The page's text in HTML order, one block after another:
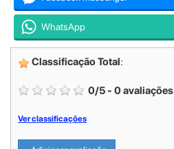
WhatsApp
Classificação Total:
0/5 - 0 avaliações
Ver classificações